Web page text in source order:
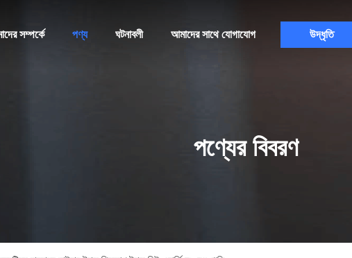
সম্পর্কে পণ্য ঘটনাবলী আমাদের সাথে যোগাযোগ উদ্ধৃতি
পণ্যের বিবরণ